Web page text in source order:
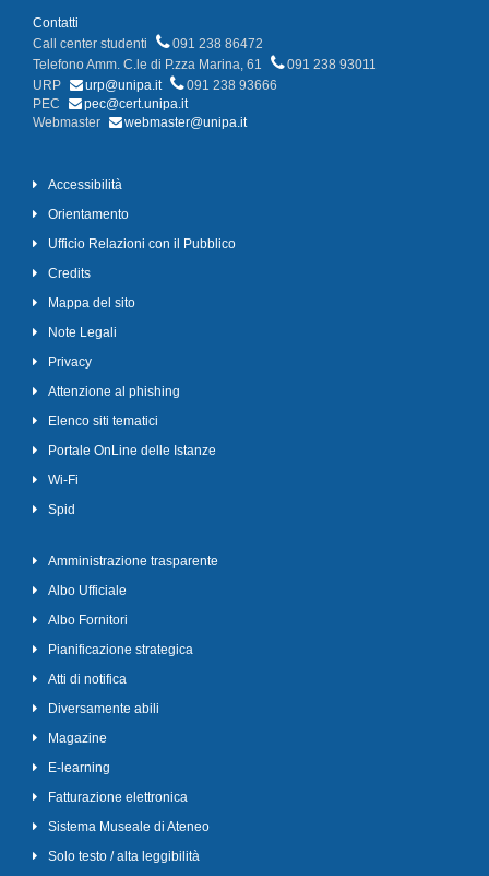
Contatti
Call center studenti
091 238 86472
Telefono Amm. C.le di P.zza Marina, 61
091 238 93011
URP
urp@unipa.it
091 238 93666
PEC
pec@cert.unipa.it
Webmaster
webmaster@unipa.it
Accessibilità
Orientamento
Ufficio Relazioni con il Pubblico
Credits
Mappa del sito
Note Legali
Privacy
Attenzione al phishing
Elenco siti tematici
Portale OnLine delle Istanze
Wi-Fi
Spid
Amministrazione trasparente
Albo Ufficiale
Albo Fornitori
Pianificazione strategica
Atti di notifica
Diversamente abili
Magazine
E-learning
Fatturazione elettronica
Sistema Museale di Ateneo
Solo testo / alta leggibilità